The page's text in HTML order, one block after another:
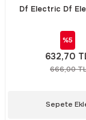
Df Electric Df
14x51mm 660V
%5
632,70
666,00
Sepete